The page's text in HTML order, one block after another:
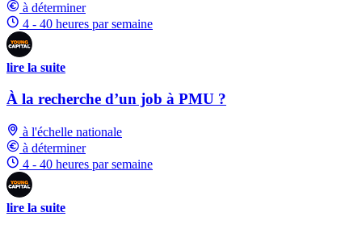
à déterminer
4 - 40 heures par semaine
lire la suite
À la recherche d’un job à PMU ?
à l'échelle nationale
à déterminer
4 - 40 heures par semaine
lire la suite